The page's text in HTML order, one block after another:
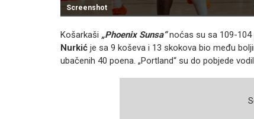
Screenshot
Košarkaši „Phoenix Sunsa“noćas su sa 109-104
Nurkić je sa 9 koševa i 13 skokova bio među
ubačenih 40 poena. „Portland“ su do pobjede